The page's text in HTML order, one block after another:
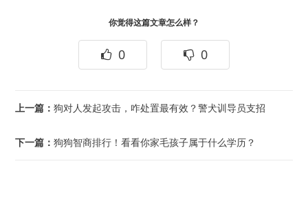
你觉得这篇文章怎么样？
0 0
上一篇：狗对人发起攻击，咋处置最有效？警犬训导员支招
下一篇：狗狗智商排行！看看你家毛孩子属于什么学历？